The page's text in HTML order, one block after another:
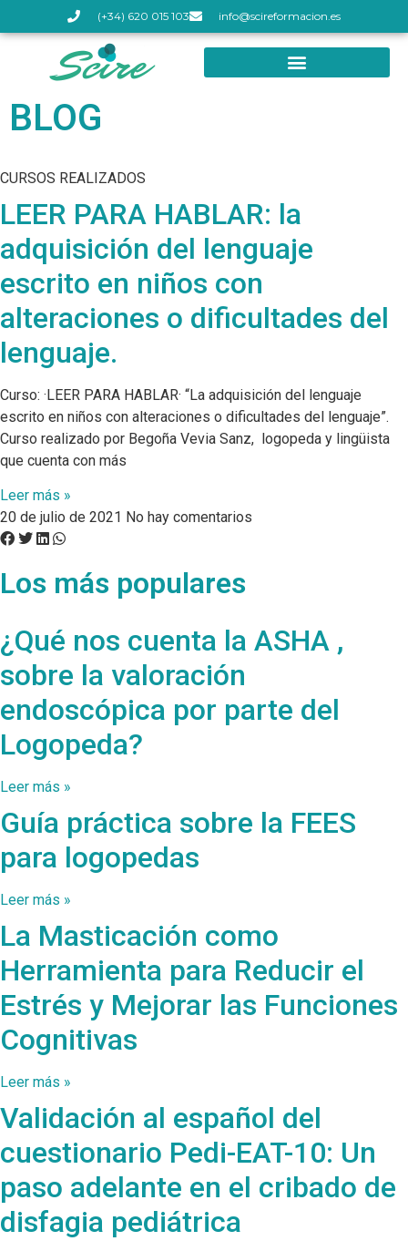
(+34) 620 015 103 info@scireformacion.es
BLOG
CURSOS REALIZADOS
LEER PARA HABLAR: la
adquisición del lenguaje
escrito en niños con
alteraciones o dificultades del
lenguaje.
Curso: ·LEER PARA HABLAR· “La adquisición del lenguaje
escrito en niños con alteraciones o dificultades del lenguaje”.
Curso realizado por Begoña Vevia Sanz, logopeda y lingüista
que cuenta con más
Leer más »
20 de julio de 2021 No hay comentarios
Los más populares
¿Qué nos cuenta la ASHA ,
sobre la valoración
endoscópica por parte del
Logopeda?
Leer más »
Guía práctica sobre la FEES
para logopedas
Leer más »
La Masticación como
Herramienta para Reducir el
Estrés y Mejorar las Funciones
Cognitivas
Leer más »
Validación al español del
cuestionario Pedi-EAT-10: Un
paso adelante en el cribado de
disfagia pediátrica